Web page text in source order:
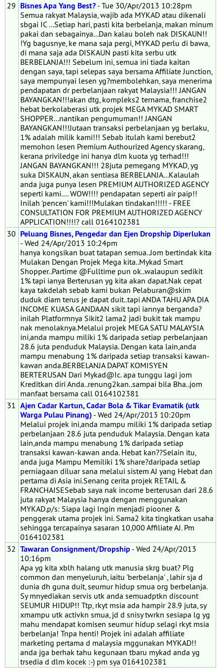
29 Bisnes Apa Yang Best? - Tue 30/Apr/2013 10:28pm
Semua rakyat Malaysia, wajib ada MYKAD atau dikenali
sbgai IC ...Setiap hari, pasti kita berbelanja, makan minum
pakai dan sebagainya...Dan kalau boleh nak DISKAUN!!
!Yg bagusnye, ke mana saja pergi, MYKAD perlu di bawa,
di mana saja ada DISKAUN pasti kita serbu utk
BERBELANJA!!! Sebelum ini, semua ini tiada kaitan
dengan saya, tapi selepas saya bersama Affiliate Junction,
saya mempunyai lesen yg?membolehkan, saya menerima
pendapatan dr perbelanjaan rakyat Malaysia!!! JANGAN
BAYANGKAN!!!akan dtg, kompleks2 ternama, franchise2
hebat berkolaberasi utk projek MEGA MYKAD SMART
SHOPPER...nantikan pengumuman!! JANGAN
BAYANGKAN!!!Jutaan transaksi perbelanjaan yg berlaku,
1% adalah milik kami!!! Sebab itulah kami berebut2
memohon lesen Premium Authourized Agency skarang,
kerana priviledge ini hanya dlm kuota yg terhad!!!
JANGAN BAYANGKAN!!! 28juta pemegang MYKAD, yg
suka DISKAUN, akan sentiasa BERBELANJA...Kalaulah
anda juga punya lesen PREMIUM AUTHORIZED AGENCY
seperti kami.... WOW!!!! pendapatan seperti air paip!!
Inilah 'pencen' kami!!!Mulakan tindakan!!!!! - FREE
CONSULTATION FOR PREMIUM AUTHORIZED AGENCY
APPLICATION!!!!? call 0164102381
30 Peluang Bisnes, Pengedar dan Ejen Dropship Diperlukan
- Wed 24/Apr/2013 10:24pm
hanya kongsikan buat tatapan semua..Jom bertindak kita
Mulakan Dengan Projek Mega kita..Mykad Smart
Shopper..Partime @Fulltime pun ok..walaupun sedikit
1% tapi ianya Berterusan yg kita akan dapat.Nak cepat
kaya takdelah sebab kami bukan Pelaburan@skim
duduk diam terus je dapat duit..tapi ANDA TAHU APA DIA
INCOME KUASA GANDAAN sikit tapi iannya berganda?
inilah Platformnya Sikit2 lama2 jadi bukit tak mampu
nak menolaknya.Melalui projek MEGA SATU MALAYSIA
ini,anda mampu miliki 1% daripada setiap perbelanjaan
28.6 juta penduduk Malaysia. Dengan kata lain,anda
mampu menabung 1% daripada setiap transaksi kawan-
kawan anda.BERBELANJA DAPAT KOMISYEN
BERTERUSAN Dari Mykad@Ic. apa tunggu lagi jom
Kreditkan diri Anda..renung2kan..sampai bila Bha..jom
manfaat bersama call 0164102381
31 Ajen Cadar Kartun, Cadar Bola & Tikar Evamatik (utk
Warga Pulau Pinang) - Wed 24/Apr/2013 10:20pm
Melalui projek ini,anda mampu miliki 1% daripada setiap
perbelanjaan 28.6 juta penduduk Malaysia. Dengan kata
lain,anda mampu menabung 1% daripada setiap
transaksi kawan-kawan anda. Hebat kan??Selain itu,
anda juga Mampu Memiliki 1% share?daripada setiap
perniagaan diluar sana melalui sistem AJ yang Hebat dan
pertama di Asia ini.Senang cerita projek RETAIL &
FRANCHAISESebab saya nak income berterusan dari 28.6
juta rakyat Malaysia hanya dengan menggunakan
MYKAD.p/s: Siapa lagi Ingin menjadi piooner &
penggerak utama projek ini. Sama2 kita tingkatkan usaha
sehingga tercapainya sasaran 10,000 Affiliate AJ. Pm
0164102381
32 Tawaran Consignment/Dropship - Wed 24/Apr/2013
10:16pm
Apa yg kita xblh halang utk manusia skrg buat? Plg
common dan menyeluruh, iaitu 'berbelanja' , lahir sja d
dunia dh guna duit, seumur hidup smua org berbelanja.
Sy mnyediakan servis utk anda semuadptkn discount
SEUMUR HIDUP!! Ttp, rkyt msia ada hampir 28.9 juta, sy
xmampu utk activkn smua, jd d snisy twrkn sesiapa lg yg
mahu mendapat komisen seumur hidup selagi rkyt msia
berbelanja! Tnpa henti! Projek ini adalah affiliate
marketing pertama d malaysia mggunakan MYKAD!!
anda jga berhak tahu kegunaan tbaru mykad anda yg
trsedia d dlm kocek :-) pm sya 0164102381